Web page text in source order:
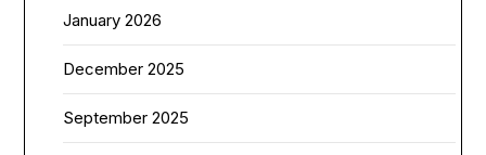
January 2026
December 2025
September 2025